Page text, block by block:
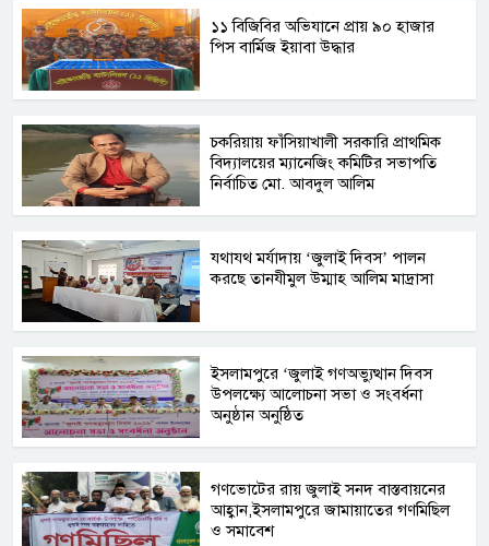
১১ বিজিবির অভিযানে প্রায় ৯০ হাজার
পিস বার্মিজ ইয়াবা উদ্ধার
চকরিয়ায় ফাঁসিয়াখালী সরকারি প্রাথমিক
বিদ্যালয়ের ম্যানেজিং কমিটির সভাপতি
নির্বাচিত মো. আবদুল আলিম
যথাযথ মর্যাদায় ‘জুলাই দিবস’ পালন
করছে তানযীমুল উম্মাহ আলিম মাদ্রাসা
ইসলামপুরে ‘জুলাই গণঅভ্যুত্থান দিবস
উপলক্ষ্যে আলোচনা সভা ও সংবর্ধনা
অনুষ্ঠান অনুষ্ঠিত
গণভোটের রায় জুলাই সনদ বাস্তবায়নের
আহ্বান,ইসলামপুরে জামায়াতের গণমিছিল
ও সমাবেশ